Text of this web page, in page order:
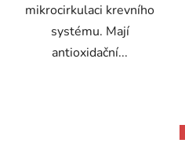
mikrocirkulaci krevního
systému. Mají
antioxidační...